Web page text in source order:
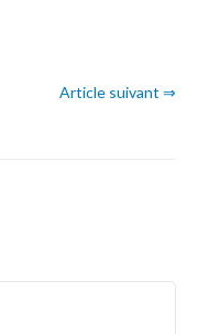
Article suivant ⇒